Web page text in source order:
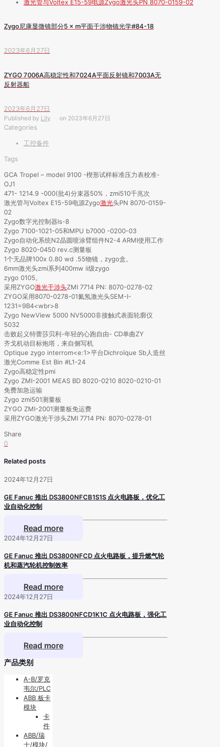
激光管与Voltex E15-59电源Zygo激光头PN 8070-0159-02
Zygo尼康显微镜部分5 × m平面干涉物镜光学#84-18
2023年6月27日
ZYGO 7006A高稳定性和7024A平面反射镜和7003A无
反射器船
2023年6月27日
Published by Lily on 2023年6月27日
Categories
工控备件
Tags
GCA Tropel – model 9100 -楔形试样标准压力表校准-
OJ1
471- 1214.9 -000(批4)分束器50%，zmi510千兆次
激光管与Voltex E15-59电源Zygo激光头PN 8070-0159-
02
Zygo数字光控制器ls-8
Zygo 7100-1021-05和MPU b7000 -0200-03
Zygo自动化系统N2晶圆喷涂臂组件N2-4 ARMI使用工作
Zygo 8020-0450 rev.c测量板
1个无品牌100x 0.80 wd .55物镜，zygo盒。
6mm激光头zmi系列400mw ii级zygo
zygo 0105。
采用ZYGO激光干涉头ZMI 7714 PN: 8070-0278-02
ZYGO采用8070-0278-01氦氖激光头SEM-I-
1231=9B4<wbr>8
Zygo NewView 5000 NV5000非接触式表面轮廓仪
5032
击败起义特蕾莎贝利-年轻的心跑自由- CD单曲ZY
齐戈机动目标炮塔，来自侧写机
Optique zygo interrom<e:1>平台Dichroïque Sb人造丝
激光Comme Est Bin #L1-24
Zygo高稳定性pmi
Zygo ZMI-2001 MEAS BD 8020-0210 8020-0210-01
免费加急运输
Zygo zmi501测量板
ZYGO ZMI-2001测量板免运费
采用ZYGO激光干涉头ZMI 7714 PN: 8070-0278-01
Share
0
Related posts
2024年12月27日
GE Fanuc 推出 DS3800NFCB1S1S 点火电路板，优化工
业自动化控制
Read more
2024年12月27日
GE Fanuc 推出 DS3800NFCD 点火电路板，提升燃气轮
机和蒸汽轮机控制效率
Read more
2024年12月27日
GE Fanuc 推出 DS3800NFCD1K1C 点火电路板，强化工
业自动化控制
Read more
产品类别
A-B/罗克
韦尔/PLC
ABB 板卡
模块
卡
件
ABB/瑞
士/模块/